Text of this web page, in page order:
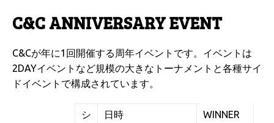
C&C ANNIVERSARY EVENT
C&Cが年に1回開催する周年イベントです。イベントは
2DAYイベントなど規模の大きなトーナメントと各種サイ
ドイベントで構成されています。
シ
日時 WINNER